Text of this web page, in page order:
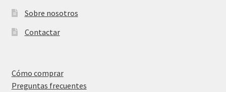
Sobre nosotros
Contactar
Cómo comprar
Preguntas frecuentes